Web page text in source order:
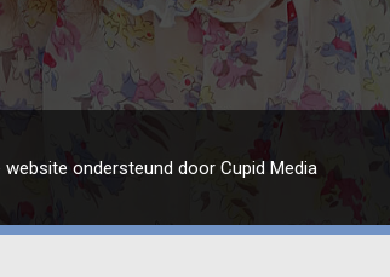
ondersteund door Cupid Media